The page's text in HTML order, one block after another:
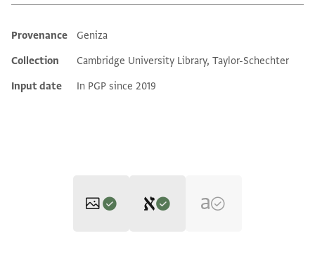
Additional metadata
Provenance
Geniza
Collection
Cambridge University Library, Taylor-Schechter
Input date
In PGP since 2019